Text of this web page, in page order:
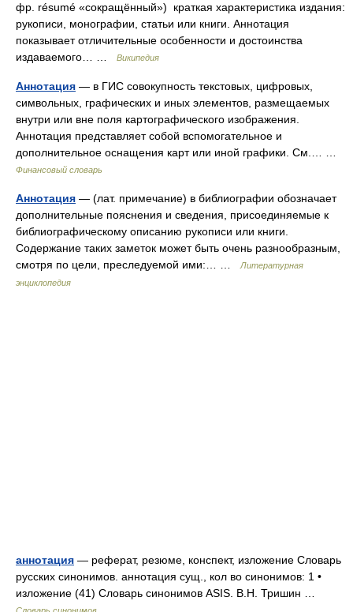
фр. résumé «сокращённый») краткая характеристика издания:
рукописи, монографии, статьи или книги. Аннотация
показывает отличительные особенности и достоинства
издаваемого… …
Википедия
Аннотация — в ГИС совокупность текстовых, цифровых,
символьных, графических и иных элементов, размещаемых
внутри или вне поля картографического изображения.
Аннотация представляет собой вспомогательное и
дополнительное оснащения карт или иной графики. См.… …
Финансовый словарь
Аннотация — (лат. примечание) в библиографии обозначает
дополнительные пояснения и сведения, присоединяемые к
библиографическому описанию рукописи или книги.
Содержание таких заметок может быть очень разнообразным,
смотря по цели, преследуемой ими:… …
Литературная
энциклопедия
аннотация — реферат, резюме, конспект, изложение Словарь
русских синонимов. аннотация сущ., кол во синонимов: 1 •
изложение (41) Словарь синонимов ASIS. В.Н. Тришин …